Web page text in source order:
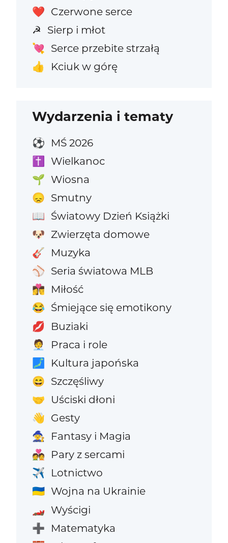
❤️ Czerwone serce
☭ Sierp i młot
💘 Serce przebite strzałą
👍 Kciuk w górę
Wydarzenia i tematy
⚽ MŚ 2026
✝️ Wielkanoc
🌱 Wiosna
😞 Smutny
📖 Światowy Dzień Książki
🐶 Zwierzęta domowe
🎸 Muzyka
⚾ Seria światowa MLB
👩‍❤️‍💋‍👨 Miłość
😂 Śmiejące się emotikony
💋 Buziaki
🧑‍💼 Praca i role
🗾 Kultura japońska
😄 Szczęśliwy
🤝 Uściski dłoni
👋 Gesty
🧙 Fantasy i Magia
💑 Pary z sercami
✈️ Lotnictwo
🇺🇦 Wojna na Ukrainie
🏎️ Wyścigi
➕ Matematyka